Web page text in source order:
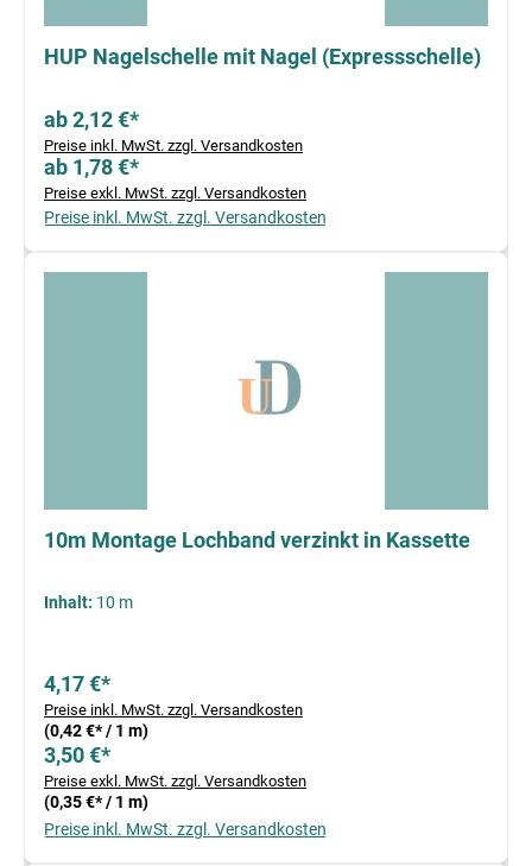
HUP Nagelschelle mit Nagel (Expressschelle)
ab 2,12 €*
Preise inkl. MwSt. zzgl. Versandkosten
ab 1,78 €*
Preise exkl. MwSt. zzgl. Versandkosten
Preise inkl. MwSt. zzgl. Versandkosten
10m Montage Lochband verzinkt in Kassette
Inhalt: 10 m
4,17 €*
Preise inkl. MwSt. zzgl. Versandkosten
(0,42 €* / 1 m)
3,50 €*
Preise exkl. MwSt. zzgl. Versandkosten
(0,35 €* / 1 m)
Preise inkl. MwSt. zzgl. Versandkosten